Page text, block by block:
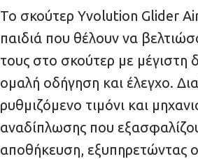
Το σκούτερ Yvolution Glider Air
παιδιά που θέλουν να
τους στο σκούτερ με μέγιστη
ομαλή οδήγηση και έλεγχο.
ρυθμιζόμενο τιμόνι και
αναδίπλωσης που
αποθήκευση, εξυπηρετώντας